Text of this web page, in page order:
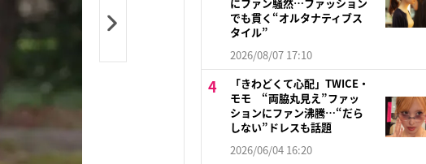
でも貫く“オルタナティブス
タイル”
2026/08/07 17:10
「きわどくて心配」TWICE・
モモ “両脇丸見え”ファッ
ションにファン沸騰…“だら
しない”ドレスも話題
2026/06/04 16:20